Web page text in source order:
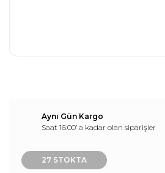
Aynı Gün Kargo
Saat 16:00’ a kadar olan siparişler
27 STOKTA